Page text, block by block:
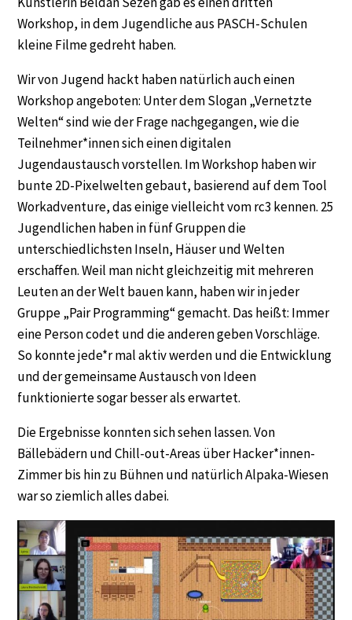
Workshop, in dem Jugendliche aus PASCH-Schulen
kleine Filme gedreht haben.
Wir von Jugend hackt haben natürlich auch einen
Workshop angeboten: Unter dem Slogan „Vernetzte
Welten“ sind wie der Frage nachgegangen, wie die
Teilnehmer*innen sich einen digitalen
Jugendaustausch vorstellen. Im Workshop haben wir
bunte 2D-Pixelwelten gebaut, basierend auf dem Tool
Workadventure, das einige vielleicht vom rc3 kennen. 25
Jugendlichen haben in fünf Gruppen die
unterschiedlichsten Inseln, Häuser und Welten
erschaffen. Weil man nicht gleichzeitig mit mehreren
Leuten an der Welt bauen kann, haben wir in jeder
Gruppe „Pair Programming“ gemacht. Das heißt: Immer
eine Person codet und die anderen geben Vorschläge.
So konnte jede*r mal aktiv werden und die Entwicklung
und der gemeinsame Austausch von Ideen
funktionierte sogar besser als erwartet.
Die Ergebnisse konnten sich sehen lassen. Von
Bällebädern und Chill-out-Areas über Hacker*innen-
Zimmer bis hin zu Bühnen und natürlich Alpaka-Wiesen
war so ziemlich alles dabei.